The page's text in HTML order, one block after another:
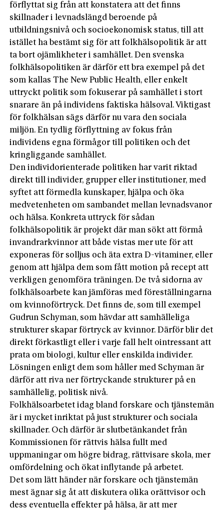
förflyttat sig från att konstatera att det finns
skillnader i levnadslängd beroende på
utbildningsnivå och socioekonomisk status, till att
istället ha bestämt sig för att folkhälsopolitik är att
ta bort ojämlikheter i samhället. Den svenska
folkhälsopolitiken är därför ett bra exempel på det
som kallas The New Public Health, eller enkelt
uttryckt politik som fokuserar på samhället i stort
snarare än på individens faktiska hälsoval. Viktigast
för folkhälsan sägs därför nu vara den sociala
miljön. En tydlig förflyttning av fokus från
individens egna förmågor till politiken och det
kringliggande samhället.
Den individorienterade politiken har varit riktad
direkt till individer, grupper eller institutioner, med
syftet att förmedla kunskaper, hjälpa och öka
medvetenheten om sambandet mellan levnadsvanor
och hälsa. Konkreta uttryck för sådan
folkhälsopolitik är projekt där man sökt att förmå
invandrarkvinnor att både vistas mer ute för att
exponeras för solljus och äta extra D-vitaminer, eller
genom att hjälpa dem som fått motion på recept att
verkligen genomföra träningen. De två sidorna av
folkhälsoarbete kan jämföras med föreställningarna
om kvinnoförtryck. Det finns de, som till exempel
Gudrun Schyman, som hävdar att samhälleliga
strukturer skapar förtryck av kvinnor. Därför blir det
direkt förkastligt eller i varje fall helt ointressant att
prata om biologi, kultur eller enskilda individer.
Lösningen enligt dem som håller med Schyman är
därför att riva ner förtryckande strukturer på en
samhällelig, politisk nivå.
Folkhälsoarbetet idag bland forskare och tjänstemän
är i mycket inriktat på just strukturer och sociala
skillnader. Och därför är slutbetänkandet från
Kommissionen för rättvis hälsa fullt med
uppmaningar om högre bidrag, rättvisare skola, mer
omfördelning och ökat inflytande på arbetet.
Det som lätt händer när forskare och tjänstemän
mest ägnar sig åt att diskutera olika orättvisor och
dess eventuella effekter på hälsa, är att mer